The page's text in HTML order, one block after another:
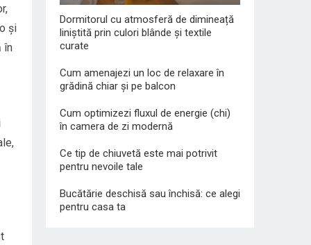
și
în
Dormitorul cu atmosferă de dimineață
liniștită prin culori blânde și textile
curate
Cum amenajezi un loc de relaxare în
grădină chiar și pe balcon
Cum optimizezi fluxul de energie (chi)
în camera de zi modernă
Ce tip de chiuvetă este mai potrivit
pentru nevoile tale
Bucătărie deschisă sau închisă: ce alegi
pentru casa ta